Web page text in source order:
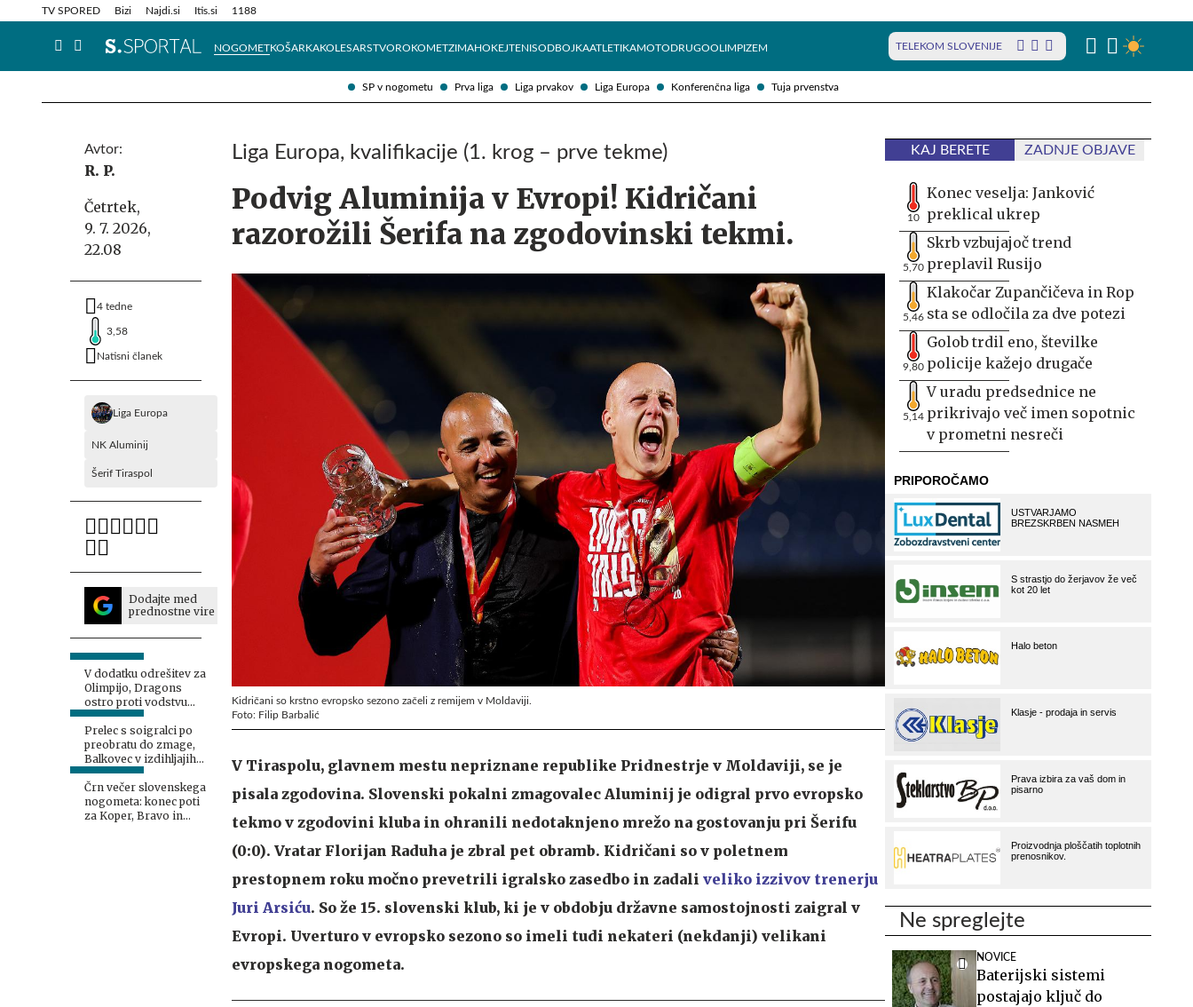
SP v nogometu Prva liga Liga prvakov Liga Europa Konferenčna liga Tuja prvenstva
TV SPORED Bizi Najdi.si Itis.si 1188
NOGOMETKOŠARKAKOLESARSTVOROKOMETZIMAHOKEJTENISODBOJKAATLETIKAMOTODRUGOOLIMPIZEM TELEKOM SLOVENIJE
Info in obvestila Tehnik
Avtor:
R. P.
Četrtek,
9. 7. 2026,
22.08
4 tedne
3,58
Natisni članek
Liga Europa
NK Aluminij
Šerif Tiraspol
Dodajte med
prednostne vire
V dodatku odrešitev za
Olimpijo, Dragons
ostro proti vodstvu
kluba
Prelec s soigralci po
preobratu do zmage,
Balkovec v izdihljajih
do remija
Črn večer slovenskega
nogometa: konec poti
za Koper, Bravo in
Liga Europa, kvalifikacije (1. krog – prve tekme)
Podvig Aluminija v Evropi! Kidričani
razorožili Šerifa na zgodovinski tekmi.
Kidričani so krstno evropsko sezono začeli z remijem v Moldaviji.
Foto: Filip Barbalić
V Tiraspolu, glavnem mestu nepriznane republike Pridnestrje v Moldaviji, se je
pisala zgodovina. Slovenski pokalni zmagovalec Aluminij je odigral prvo evropsko
tekmo v zgodovini kluba in ohranili nedotaknjeno mrežo na gostovanju pri Šerifu
(0:0). Vratar Florijan Raduha je zbral pet obramb. Kidričani so v poletnem
prestopnem roku močno prevetrili igralsko zasedbo in zadali veliko izzivov trenerju
Juri Arsiću. So že 15. slovenski klub, ki je v obdobju državne samostojnosti zaigral v
Evropi. Uverturo v evropsko sezono so imeli tudi nekateri (nekdanji) velikani
evropskega nogometa.
KAJ BERETE ZADNJE OBJAVE
10
Konec veselja: Janković
preklical ukrep
5,70
Skrb vzbujajoč trend
preplavil Rusijo
5,46
Klakočar Zupančičeva in Rop
sta se odločila za dve potezi
9,80
Golob trdil eno, številke
policije kažejo drugače
5,14
V uradu predsednice ne
prikrivajo več imen sopotnic
v prometni nesreči
Ne spreglejte
NOVICE
Baterijski sistemi
postajajo ključ do